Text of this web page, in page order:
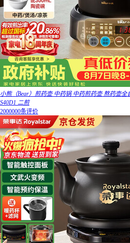
小熊（Bear）煎药壶 中药锅 中药煎药壶 熬药壶全
S40D1 二煎
2000000条评价